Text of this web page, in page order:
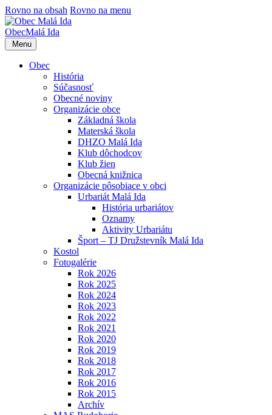
Rovno na obsah Rovno na menu
ObecMalá Ida
Menu
Obec
História
Súčasnosť
Obecné noviny
Organizácie obce
Základná škola
Materská škola
DHZO Malá Ida
Klub dôchodcov
Klub žien
Obecná knižnica
Organizácie pôsobiace v obci
Urbariát Malá Ida
História urbariátov
Oznamy
Aktivity Urbariátu
Šport – TJ Družstevník Malá Ida
Kostol
Fotogalérie
Rok 2026
Rok 2025
Rok 2024
Rok 2023
Rok 2022
Rok 2021
Rok 2020
Rok 2019
Rok 2018
Rok 2017
Rok 2016
Rok 2015
Archív